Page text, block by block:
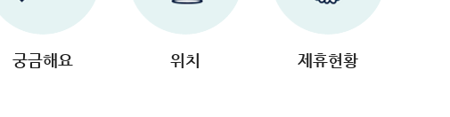
궁금해요 위치 제휴현황